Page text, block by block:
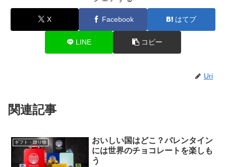
X Facebook はてブ
LINE コピー
Uri
関連記事
ギフト・贈り物
おいしい国はどこ？バレンタイン
には世界のチョコレートを楽しも
う